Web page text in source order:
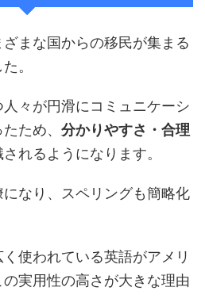
まな国からの移民が集まる
。
々が円滑にコミュニケーシ
ため、 分かりやすさ・合理
れるようになります。
なり、スペリングも簡略化
使われている英語がアメリ
実用性の高さが大きな理由